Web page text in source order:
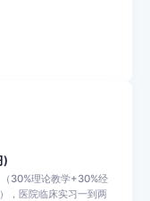
)
30%理论教学+30%经
，医院临床实习一到两